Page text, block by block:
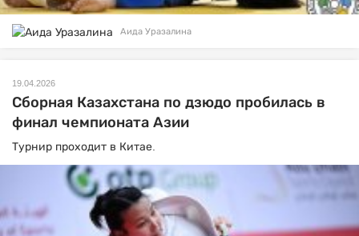
Аида Уразалина
19.04.2026
Сборная Казахстана по дзюдо пробилась в
финал чемпионата Азии
Турнир проходит в Китае.